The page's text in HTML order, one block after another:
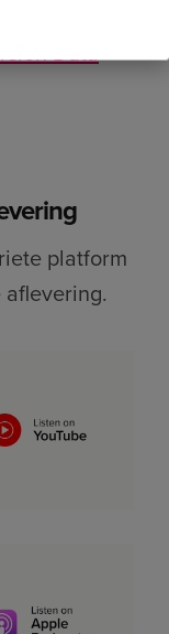
Data
platform